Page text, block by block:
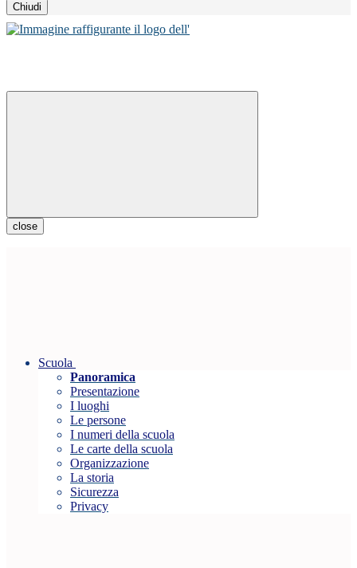
Chiudi
close
Scuola
Panoramica
Presentazione
I luoghi
Le persone
I numeri della scuola
Le carte della scuola
Organizzazione
La storia
Sicurezza
Privacy